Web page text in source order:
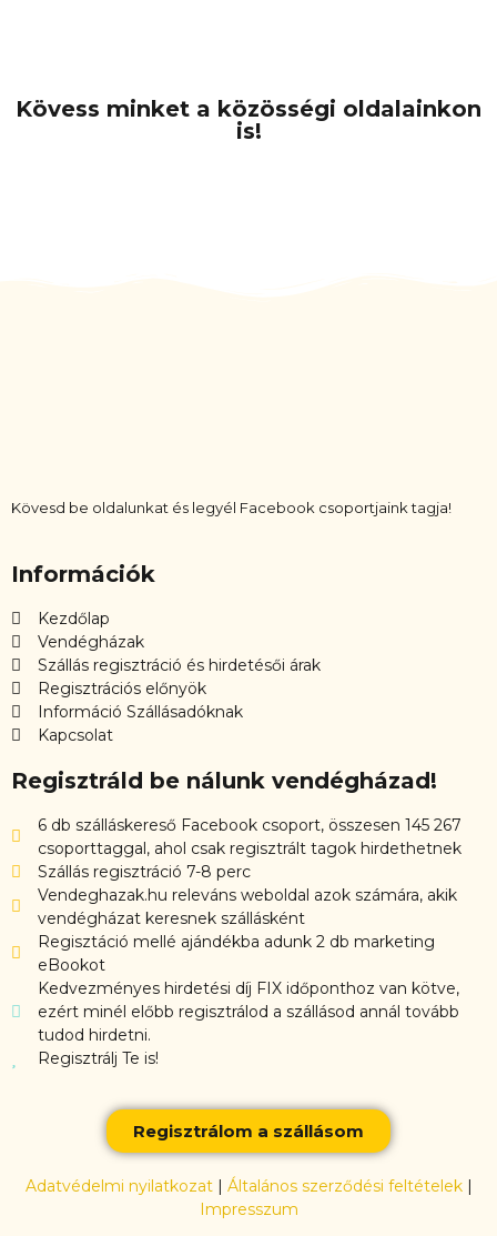
Kövess minket a közösségi oldalainkon
is!
Kövesd be oldalunkat és legyél Facebook csoportjaink tagja!
Információk
Kezdőlap
Vendégházak
Szállás regisztráció és hirdetésői árak
Regisztrációs előnyök
Információ Szállásadóknak
Kapcsolat
Regisztráld be nálunk vendégházad!
6 db szálláskereső Facebook csoport, összesen 145 267
csoporttaggal, ahol csak regisztrált tagok hirdethetnek
Szállás regisztráció 7-8 perc
Vendeghazak.hu releváns weboldal azok számára, akik
vendégházat keresnek szállásként
Regisztáció mellé ajándékba adunk 2 db marketing
eBookot
Kedvezményes hirdetési díj FIX időponthoz van kötve,
ezért minél előbb regisztrálod a szállásod annál tovább
tudod hirdetni.
Regisztrálj Te is!
Regisztrálom a szállásom
Adatvédelmi nyilatkozat| Általános szerződési feltételek|
Impresszum